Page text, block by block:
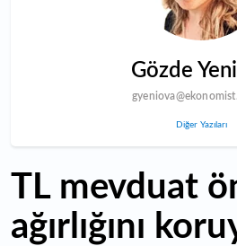
Gözde
Diğer Yazıları
TL mevduat
ağırlığını